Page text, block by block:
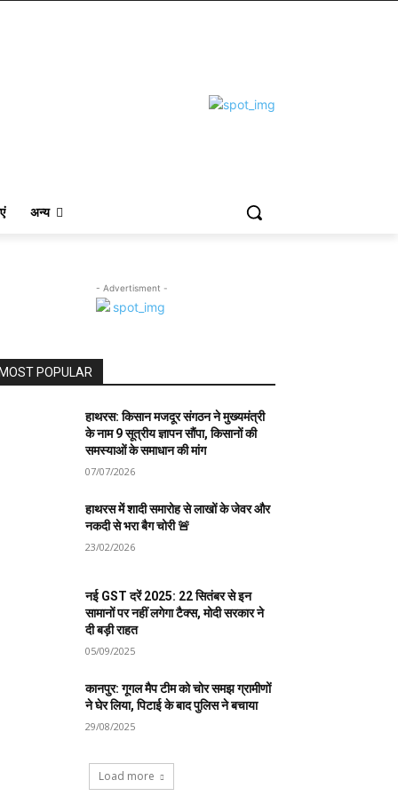
अन्य
- Advertisment -
MOST POPULAR
हाथरस: किसान मजदूर संगठन ने मुख्यमंत्री
के नाम 9 सूत्रीय ज्ञापन सौंपा, किसानों की
समस्याओं के समाधान की मांग
07/07/2026
हाथरस में शादी समारोह से लाखों के जेवर और
नकदी से भरा बैग चोरी 🚨
23/02/2026
नई GST दरें 2025: 22 सितंबर से इन
सामानों पर नहीं लगेगा टैक्स, मोदी सरकार ने
दी बड़ी राहत
05/09/2025
कानपुर: गूगल मैप टीम को चोर समझ ग्रामीणों
ने घेर लिया, पिटाई के बाद पुलिस ने बचाया
29/08/2025
Load more